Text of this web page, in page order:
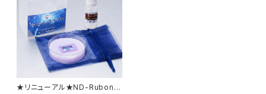
★リニューアル★ND-RubonW